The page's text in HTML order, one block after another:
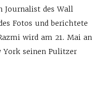
Journalist ­des Wall
Fotos und berichtete
wird am 21. Mai an
seinen Pulitzer